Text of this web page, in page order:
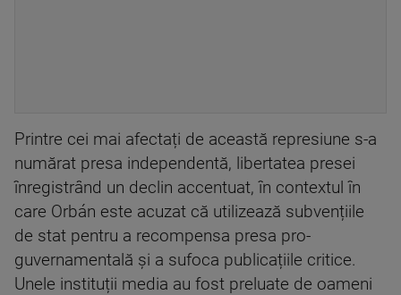
Printre cei mai afectați de această represiune s-a
numărat presa independentă, libertatea presei
înregistrând un declin accentuat, în contextul în
care Orbán este acuzat că utilizează subvențiile
de stat pentru a recompensa presa pro-
guvernamentală și a sufoca publicațiile critice.
Unele instituții media au fost preluate de oameni